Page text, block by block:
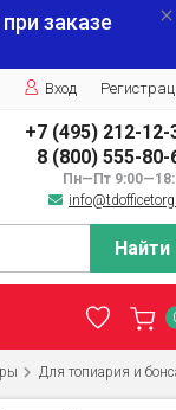
при заказе
Вход
+7 (495) 212-12-
8 (800) 555-80-
Пн—Пт
Найти
Для топиария и